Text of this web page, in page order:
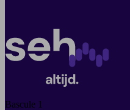
Bascule 1